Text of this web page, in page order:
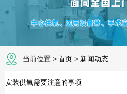
当前位置 >首页 > 新闻动态
安装供氧需要注意的事项